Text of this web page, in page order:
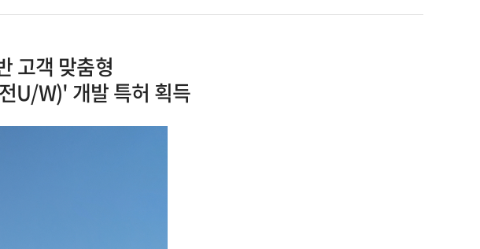
고객 맞춤형
U/W)' 개발 특허 획득